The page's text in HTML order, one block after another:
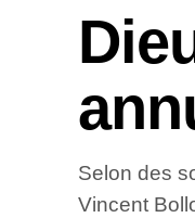
Selon des
Vincent